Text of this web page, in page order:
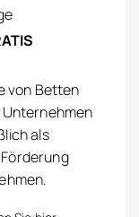
von Betten
Unternehmen
als